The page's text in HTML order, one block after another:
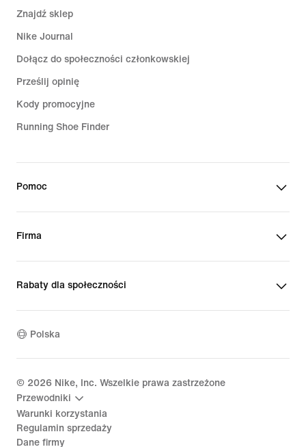
Znajdź sklep
Nike Journal
Dołącz do społeczności członkowskiej
Prześlij opinię
Kody promocyjne
Running Shoe Finder
Pomoc
Firma
Rabaty dla społeczności
Polska
© 2026 Nike, Inc. Wszelkie prawa zastrzeżone
Przewodniki
Warunki korzystania
Regulamin sprzedaży
Dane firmy